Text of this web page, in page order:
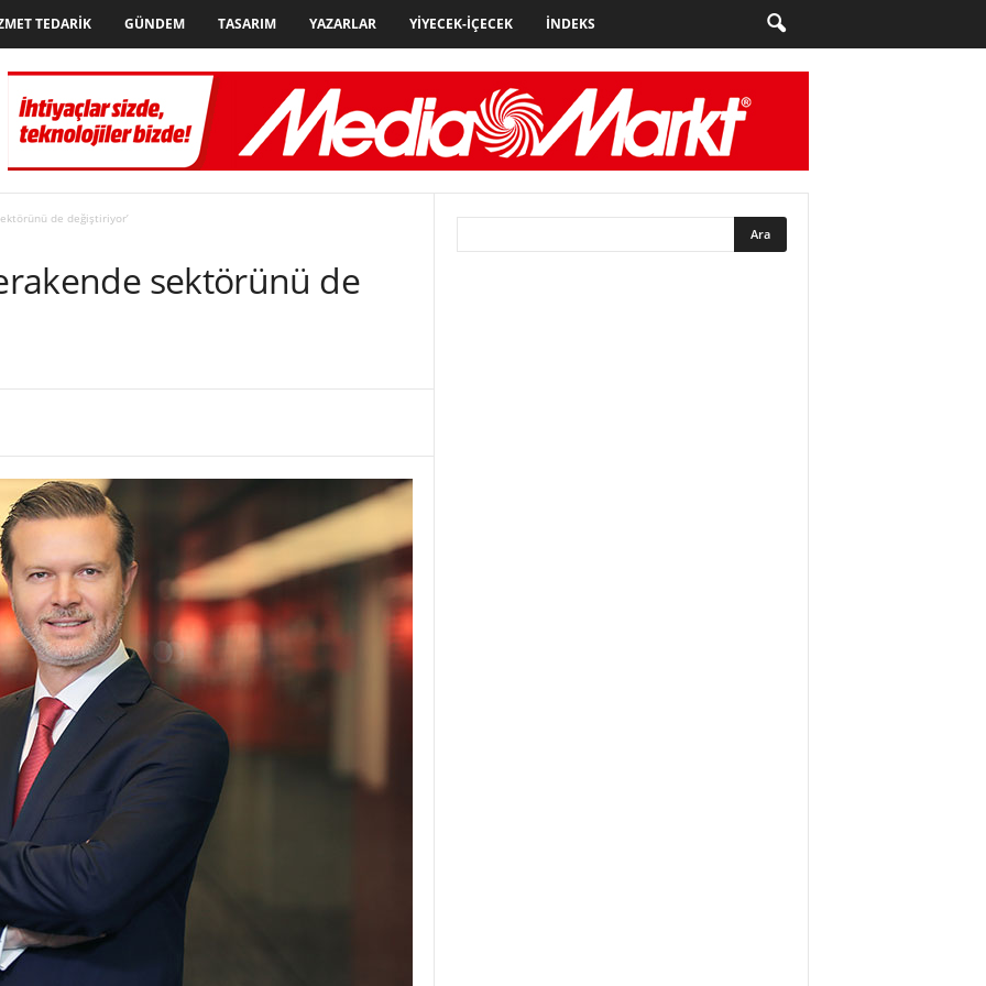
TEDARIK GÜNDEM TASARIM YAZARLAR YIYECEK-İÇECEK İNDEKS
de değiştiriyor’
sektörünü de